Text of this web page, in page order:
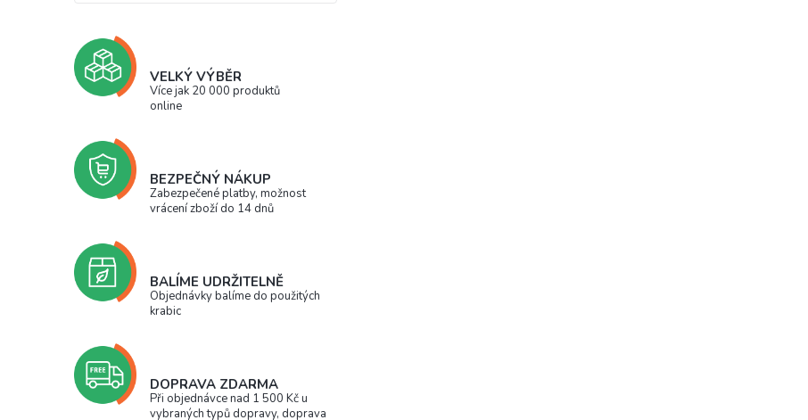
VELKÝ VÝBĚR
Více jak 20 000 produktů
online
BEZPEČNÝ NÁKUP
Zabezpečené platby, možnost
vrácení zboží do 14 dnů
BALÍME UDRŽITELNĚ
Objednávky balíme do použitých
krabic
DOPRAVA ZDARMA
Při objednávce nad 1 500 Kč u
vybraných typů dopravy, doprava